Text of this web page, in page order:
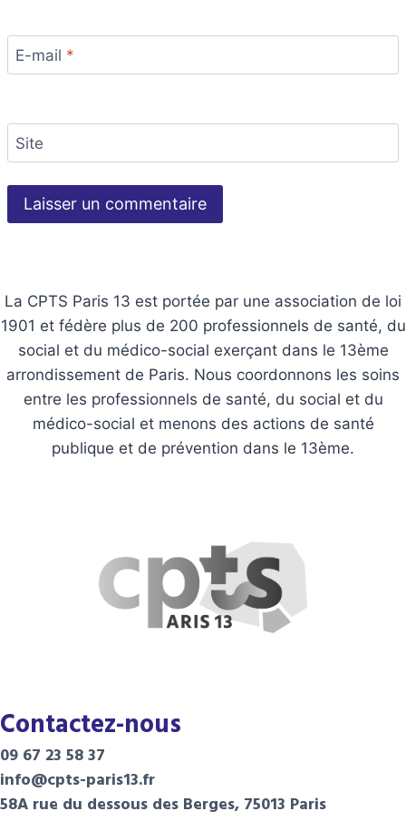
E-mail *
Site
La CPTS Paris 13 est portée par une association de loi
1901 et fédère plus de 200 professionnels de santé, du
social et du médico-social exerçant dans le 13ème
arrondissement de Paris. Nous coordonnons les soins
entre les professionnels de santé, du social et du
médico-social et menons des actions de santé
publique et de prévention dans le 13ème.
Contactez-nous
09 67 23 58 37
info@cpts-paris13.fr
58A rue du dessous des Berges, 75013 Paris